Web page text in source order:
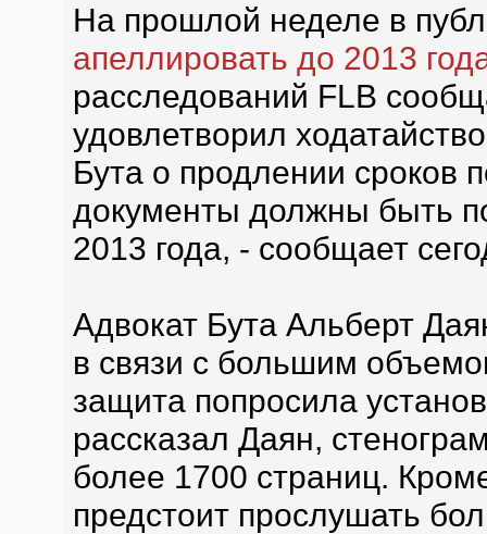
На прошлой неделе в
апеллировать до 2013
расследований FLB
удовлетворил
Бута о продлении сроков
документы должны быть
2013 года, - сообщает
Адвокат Бута Альберт
в связи с большим
защита попросила
рассказал Даян,
более 1700 страниц.
предстоит прослушать